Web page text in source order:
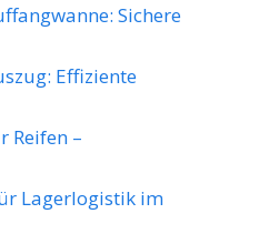
Sichere
Effiziente
Reifen –
Lagerlogistik im